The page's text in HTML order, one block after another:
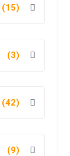
(15)
(3)
(42)
(9)